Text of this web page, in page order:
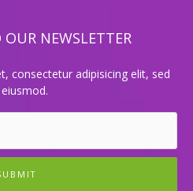
OUR NEWSLETTER
consectetur adipisicing elit, sed